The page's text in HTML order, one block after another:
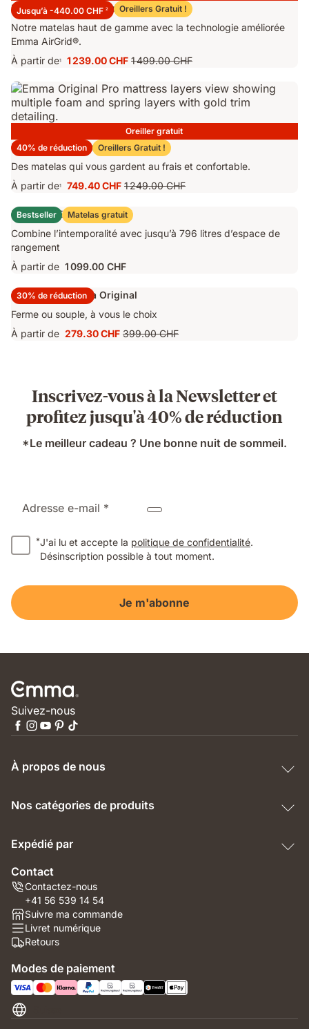
Jusqu’à -440.00 CHF 2 Oreillers Gratuit !
Matelas Emma Performance 26
Notre matelas haut de gamme avec la technologie améliorée
Emma AirGrid®.
À partir de1
Prix
1 239.00 CHF Prix
1 499.00 CHF
1 499.00 CHF
Oreiller gratuit
40% de réduction
Oreillers Gratuit !
Matelas Emma Original Pro
Des matelas qui vous gardent au frais et confortable.
À partir de1
Prix
749.40 CHF
749.40 CHF Prix
d'origine
1 249.00 CHF
1 249.00 CHF
Bestseller Matelas gratuit
Lit Coffre Emma Original
Combine l’intemporalité avec jusqu’à 796 litres d’espace de
rangement
À partir de 1 099.00 CHF
30% de réduction
Surmatelas Emma Original
Ferme ou souple, à vous le choix
À partir de Prix
279.30 CHF Prix
399.00 CHF
Inscrivez-vous à la Newsletter et
profitez jusqu'à 40% de réduction
*Le meilleur cadeau ? Une bonne nuit de sommeil.
Adresse e-mail *
*J'ai lu et accepte la politique de confidentialité.
Désinscription possible à tout moment.
Je m'abonne
Suivez-nous
À propos de nous
Nos catégories de produits
Expédié par
Contact
Contactez-nous
+41 56 539 14 54
Suivre ma commande
Livret numérique
Retours
Modes de paiement